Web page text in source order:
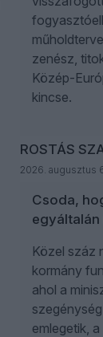
zenész,
Közép-
kincse.
ROSTÁS
2026. augusztus
Csoda,
egyáltalán
Közel száz
kormány
ahol a
emlegetik,